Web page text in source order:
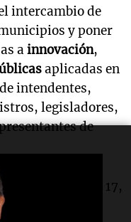
intercambio de
y poner
ainnovación,
aplicadas en
intendentes,
legisladores,
de
miércoles, a las 17,
desarrolló la